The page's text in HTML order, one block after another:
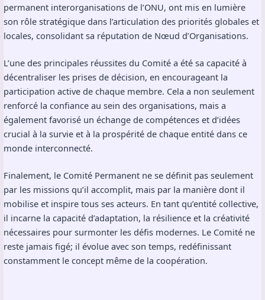
permanent interorganisations de l’ONU, ont mis en lumière
son rôle stratégique dans l’articulation des priorités globales et
locales, consolidant sa réputation de Nœud d’Organisations.
L’une des principales réussites du Comité a été sa capacité à
décentraliser les prises de décision, en encourageant la
participation active de chaque membre. Cela a non seulement
renforcé la confiance au sein des organisations, mais a
également favorisé un échange de compétences et d’idées
crucial à la survie et à la prospérité de chaque entité dans ce
monde interconnecté.
Finalement, le Comité Permanent ne se définit pas seulement
par les missions qu’il accomplit, mais par la manière dont il
mobilise et inspire tous ses acteurs. En tant qu’entité collective,
il incarne la capacité d’adaptation, la résilience et la créativité
nécessaires pour surmonter les défis modernes. Le Comité ne
reste jamais figé; il évolue avec son temps, redéfinissant
constamment le concept même de la coopération.